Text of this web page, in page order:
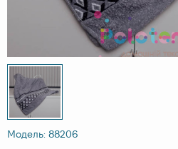
Модель: 88206